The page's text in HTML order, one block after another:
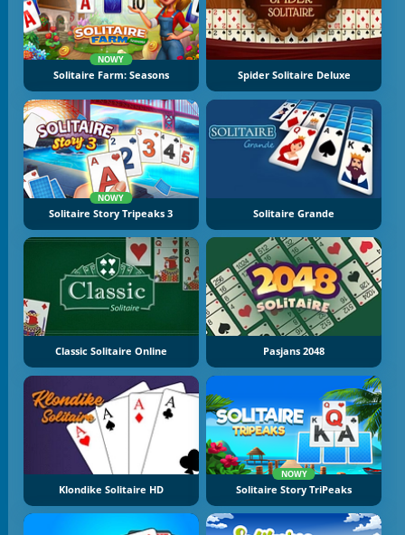
NOWY
Solitaire Farm: Seasons Spider Solitaire Deluxe
NOWY
Solitaire Story Tripeaks 3 Solitaire Grande
Classic Solitaire Online Pasjans 2048
Klondike Solitaire HD
NOWY
Solitaire Story TriPeaks